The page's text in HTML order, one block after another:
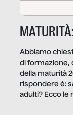
Abbiamo
di formazione,
della maturità
rispondere è:
adulti? Ecco le